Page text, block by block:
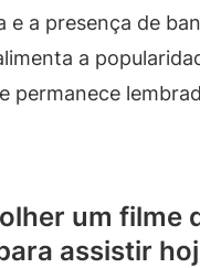
e a presença de
a
permanece
um filme
assistir